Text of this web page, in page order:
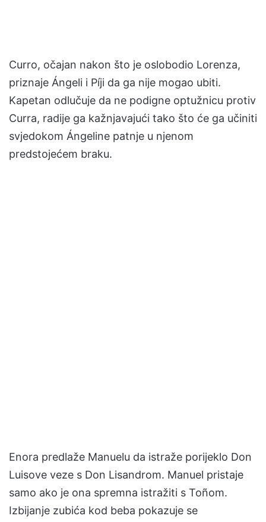
Curro, očajan nakon što je oslobodio Lorenza,
priznaje Ángeli i Píji da ga nije mogao ubiti.
Kapetan odlučuje da ne podigne optužnicu protiv
Curra, radije ga kažnjavajući tako što će ga učiniti
svjedokom Ángeline patnje u njenom
predstojećem braku.
Enora predlaže Manuelu da istraže porijeklo Don
Luisove veze s Don Lisandrom. Manuel pristaje
samo ako je ona spremna istražiti s Toñom.
Izbijanje zubića kod beba pokazuje se